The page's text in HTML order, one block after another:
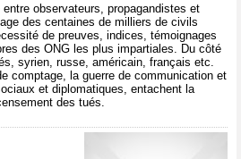
observateurs, propagandistes et
des centaines de milliers de civils
de preuves, indices, témoignages
des ONG les plus impartiales. Du côté
syrien, russe, américain, français etc.
comptage, la guerre de communication et
et diplomatiques, entachent la
des tués.